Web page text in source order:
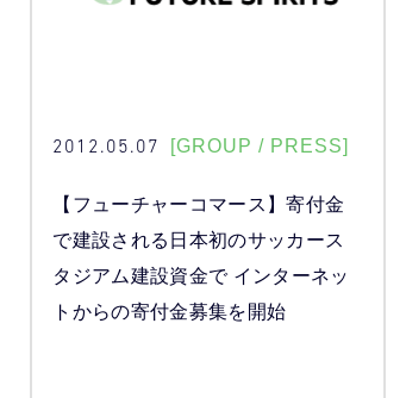
2012.05.07 [GROUP / PRESS]
【フューチャーコマース】寄付金
で建設される日本初のサッカース
タジアム建設資金で インターネッ
トからの寄付金募集を開始